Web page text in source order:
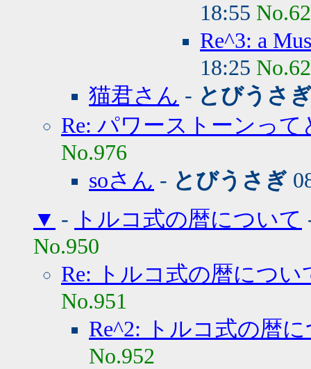
18:55
Re^3: a
18:25
猫君さん - とびうさ
Re: パワーストーンっ
No.976
soさん - とびうさぎ
▼ - トルコ式の暦について
No.950
Re: トルコ式の暦につい
No.951
Re^2: トルコ式の暦
No.952